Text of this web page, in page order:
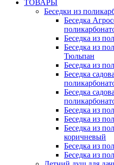
ТОВАРЫ
Беседки из
Беседка
Беседка из
Беседка из
Тюльпан
Беседка из
Беседка
Беседка
Беседка из
Беседка из
Беседка из
коричневый
Беседка из
Беседка из